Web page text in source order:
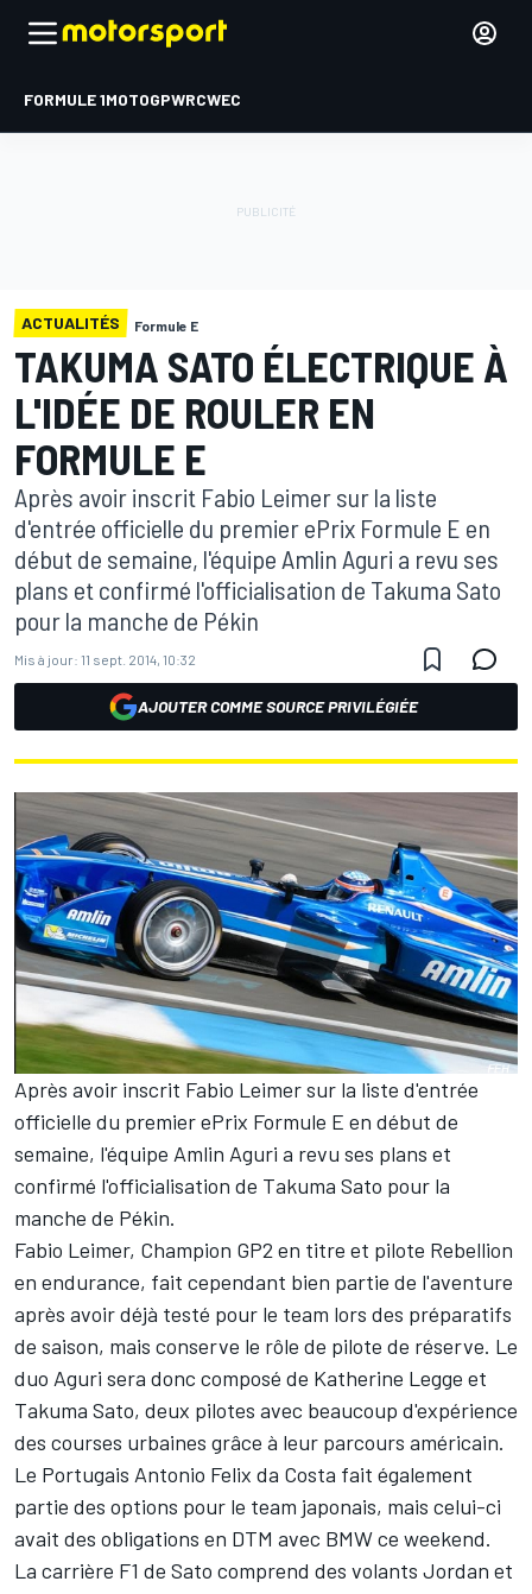
FORMULE 1MOTOGPWRCWEC
ACTUALITÉS Formule E
TAKUMA SATO ÉLECTRIQUE À
L'IDÉE DE ROULER EN
FORMULE E
Après avoir inscrit Fabio Leimer sur la liste
d'entrée officielle du premier ePrix Formule E en
début de semaine, l'équipe Amlin Aguri a revu ses
plans et confirmé l'officialisation de Takuma Sato
pour la manche de Pékin
Mis à jour: 11 sept. 2014, 10:32
AJOUTER COMME SOURCE PRIVILÉGIÉE
Après avoir inscrit Fabio Leimer sur la liste d'entrée
officielle du premier ePrix Formule E en début de
semaine, l'équipe Amlin Aguri a revu ses plans et
confirmé l'officialisation de Takuma Sato pour la
manche de Pékin.
Fabio Leimer, Champion GP2 en titre et pilote Rebellion
en endurance, fait cependant bien partie de l'aventure
après avoir déjà testé pour le team lors des préparatifs
de saison, mais conserve le rôle de pilote de réserve. Le
duo Aguri sera donc composé de Katherine Legge et
Takuma Sato, deux pilotes avec beaucoup d'expérience
des courses urbaines grâce à leur parcours américain.
Le Portugais Antonio Felix da Costa fait également
partie des options pour le team japonais, mais celui-ci
avait des obligations en DTM avec BMW ce weekend.
La carrière F1 de Sato comprend des volants Jordan et